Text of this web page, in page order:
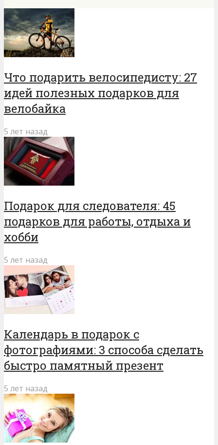
Что подарить велосипедисту: 27
идей полезных подарков для
велобайка
5 лет назад
Подарок для следователя: 45
подарков для работы, отдыха и
хобби
5 лет назад
Календарь в подарок с
фотографиями: 3 способа сделать
быстро памятный презент
5 лет назад